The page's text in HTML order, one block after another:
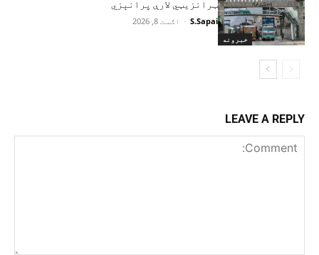
خبرونه
ټرانزیټي لارې پرانېزي
S.Sapai
- اګست 8, 2026
LEAVE A REPLY